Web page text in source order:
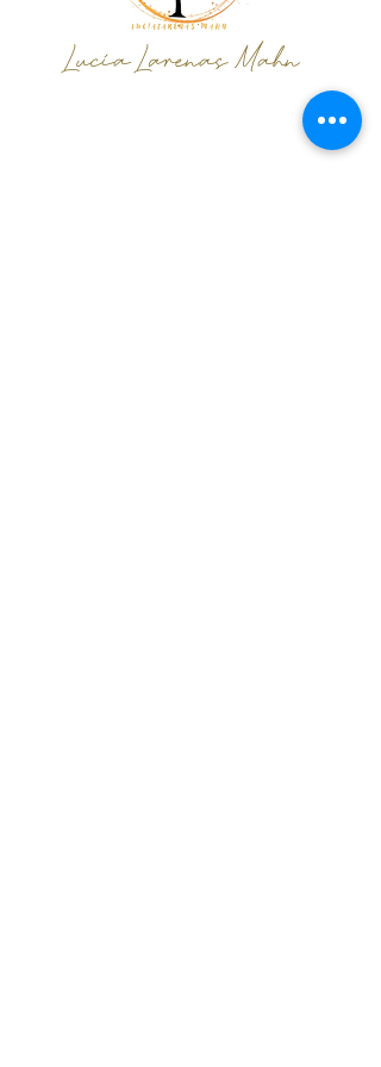
Lucía Larenas Mahn